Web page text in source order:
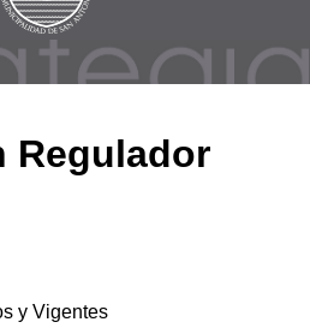
Regulador
y Vigentes